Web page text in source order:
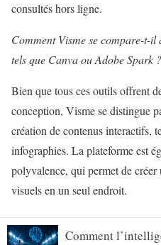
consultés hors ligne.
Comment Visme se compare-t-il
tels que Canva ou Adobe Spark ?
Bien que tous ces outils offrent
conception, Visme se distingue
création de contenus interactifs,
infographies. La plateforme est
polyvalence, qui permet de
visuels en un seul endroit.
Comment